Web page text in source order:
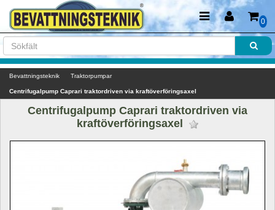
0
Bevattningsteknik Traktorpumpar
Centrifugalpump Caprari traktordriven via kraftöverföringsaxel
Centrifugalpump Caprari traktordriven via
kraftöverföringsaxel